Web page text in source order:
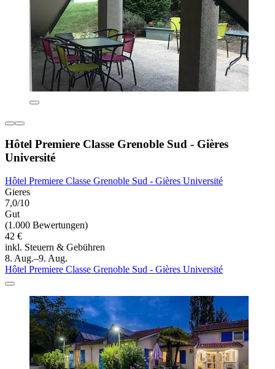
Hôtel Premiere Classe Grenoble Sud - Gières
Université
Hôtel Premiere Classe Grenoble Sud - Gières Université
Gieres
7,0/10
Gut
(1.000 Bewertungen)
42 €
inkl. Steuern & Gebühren
8. Aug.–9. Aug.
Hôtel Premiere Classe Grenoble Sud - Gières Université